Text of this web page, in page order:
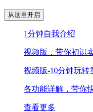
从这里开启
1分钟自我介绍
视频版，带你初识
视频版-10分钟玩转
各功能详解，带你
查看更多